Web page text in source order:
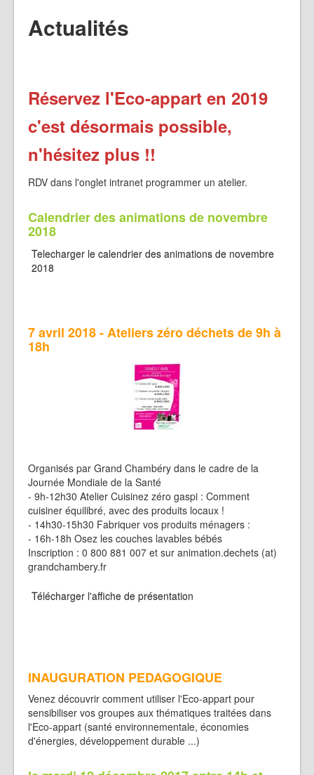
Actualités
Réservez l'Eco-appart en 2019
c'est désormais possible,
n'hésitez plus !!
RDV dans l'onglet intranet programmer un atelier.
Calendrier des animations de novembre
2018
Telecharger le calendrier des animations de novembre
2018
7 avril 2018 - Ateliers zéro déchets de 9h à
18h
Organisés par Grand Chambéry dans le cadre de la
Journée Mondiale de la Santé
- 9h-12h30 Atelier Cuisinez zéro gaspi : Comment
cuisiner équilibré, avec des produits locaux !
- 14h30-15h30 Fabriquer vos produits ménagers :
- 16h-18h Osez les couches lavables bébés
Inscription : 0 800 881 007 et sur animation.dechets (at)
grandchambery.fr
Télécharger l'affiche de présentation
INAUGURATION PEDAGOGIQUE
Venez découvrir comment utiliser l'Eco-appart pour
sensibiliser vos groupes aux thématiques traitées dans
l'Eco-appart (santé environnementale, économies
d'énergies, développement durable ...)